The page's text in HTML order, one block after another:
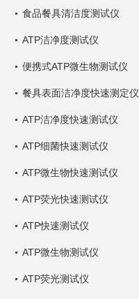
食品餐具清洁度测试仪
ATP洁净度测试仪
便携式ATP微生物测试仪
餐具表面洁净度快速测定仪
ATP洁净度快速测试仪
ATP细菌快速测试仪
ATP微生物快速测试仪
ATP荧光快速测试仪
ATP快速测试仪
ATP微生物测试仪
ATP荧光测试仪